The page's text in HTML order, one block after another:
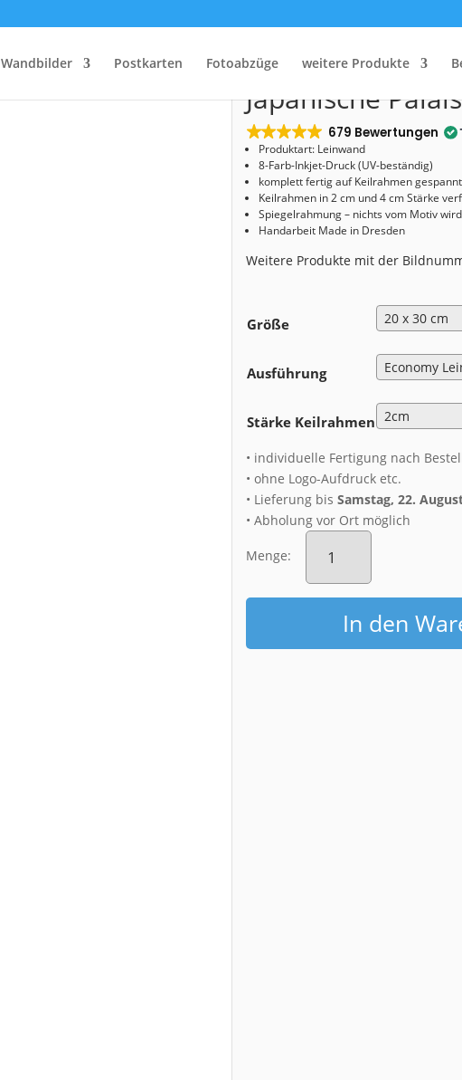
Wandbilder Postkarten Fotoabzüge weitere Produkte
Start/Shop/Leinwand/ Leinwand (00710) Japanische Palais Spiegelung
Leinwand
Japanische
679 Bewertungen
Produktart: Leinwand
8-Farb-Inkjet-Druck (UV-beständig)
komplett fertig auf Keilrahmen gespannt
Keilrahmen in 2 cm und 4 cm Stärke
Spiegelrahmung – nichts vom Motiv
Handarbeit Made in Dresden
Weitere Produkte mit der
Größe
Ausführung
Stärke Keilrahmen
• individuelle Fertigung nach
• ohne Logo-Aufdruck etc.
• Lieferung bisSamstag, 22.
• Abholung vor Ort möglich
Menge:
Leinwand
(00710)
Palais
Spiegelung
MengeIn den